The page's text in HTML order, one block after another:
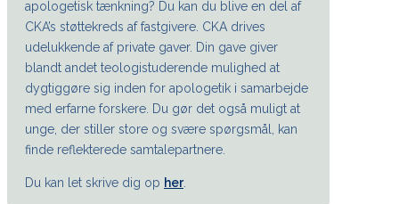
apologetisk tænkning? Du kan du blive en del af
CKA’s støttekreds af fastgivere. CKA drives
udelukkende af private gaver. Din gave giver
blandt andet teologistuderende mulighed at
dygtiggøre sig inden for apologetik i samarbejde
med erfarne forskere. Du gør det også muligt at
unge, der stiller store og svære spørgsmål, kan
finde reflekterede samtalepartnere.
Du kan let skrive dig op her.